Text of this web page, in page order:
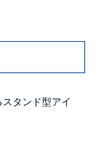
タンド型アイ